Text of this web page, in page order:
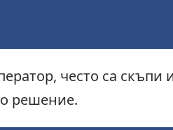
често са
решение.